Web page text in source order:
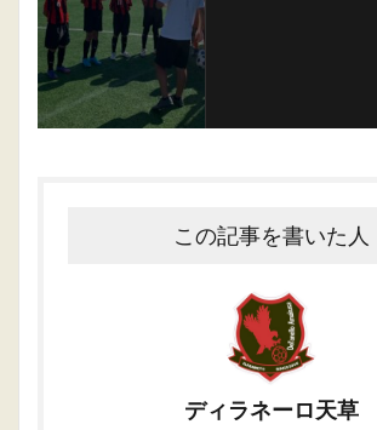
この記事を書いた人
ディラネーロ天草